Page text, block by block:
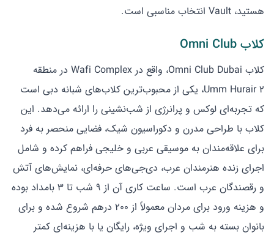
هستید، Vault انتخاب مناسبی است.
کلاب Omni Club
کلاب Omni Club Dubai، واقع در Wafi Complex در منطقه
Umm Hurair 2، یکی از محبوب‌ترین کلاب‌های شبانه دبی است
که تجربه‌ای لوکس و پرانرژی از شب‌نشینی را ارائه می‌دهد. این
کلاب با طراحی مدرن و دکوراسیون شیک، فضایی منحصر به فرد
برای علاقه‌مندان به موسیقی عربی و خلیجی فراهم کرده و شامل
اجرای زنده هنرمندان عرب، دی‌جی‌های حرفه‌ای، نمایش‌های آتش
و رقصندگان عرب است. ساعت کاری آن از ۹ شب تا ۳ بامداد بوده
و هزینه ورود برای مردان معمولاً از ۲۰۰ درهم شروع شده و برای
بانوان بسته به شب و اجرای ویژه، رایگان یا با هزینه‌ای کمتر